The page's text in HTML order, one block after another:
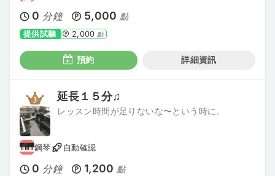
0 分鐘 5,000 點
提供試聽 2,000 點
預約 詳細資訊
延長１５分♫
レッスン時間が足りないな〜という時に。
鋼琴 自動確認
0 分鐘 1,200 點